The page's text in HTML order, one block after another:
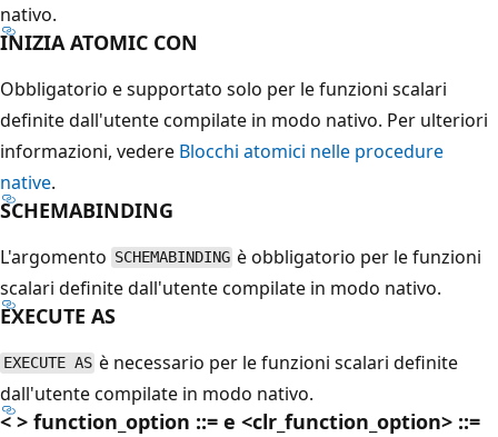
nativo.
INIZIA ATOMIC CON
Obbligatorio e supportato solo per le funzioni scalari
definite dall'utente compilate in modo nativo. Per ulteriori
informazioni, vedere Blocchi atomici nelle procedure
native.
SCHEMABINDING
L'argomento SCHEMABINDING è obbligatorio per le funzioni
scalari definite dall'utente compilate in modo nativo.
EXECUTE AS
EXECUTE AS è necessario per le funzioni scalari definite
dall'utente compilate in modo nativo.
< > function_option ::= e <clr_function_option> ::=